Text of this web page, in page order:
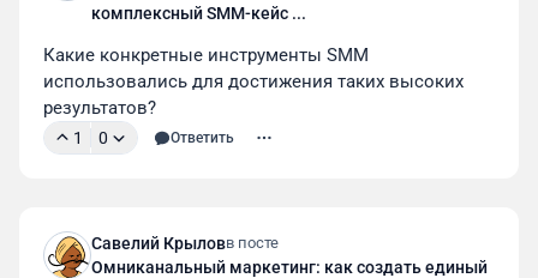
комплексный SMM-кейс ...
Какие конкретные инструменты SMM
использовались для достижения таких высоких
результатов?
1 0 Ответить
Савелий Крыловв посте
Омниканальный маркетинг: как создать единый